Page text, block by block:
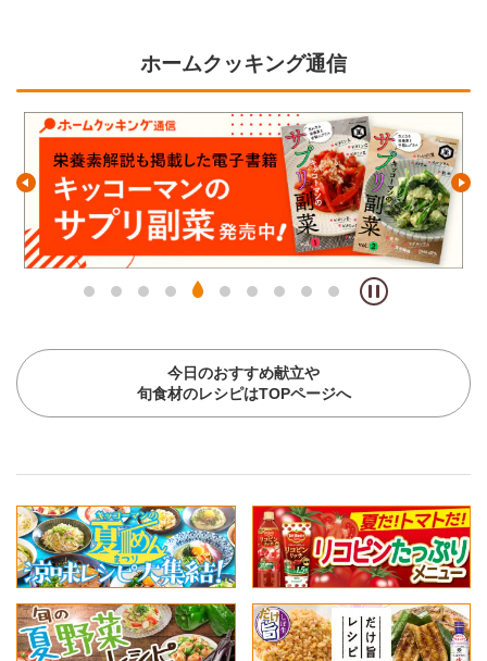
ホームクッキング通信
今日のおすすめ献立や
旬食材のレシピはTOPページへ